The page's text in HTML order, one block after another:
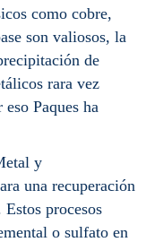
como cobre,
son valiosos, la
de
rara vez
Paques ha
y
una recuperación
procesos
o sulfato en